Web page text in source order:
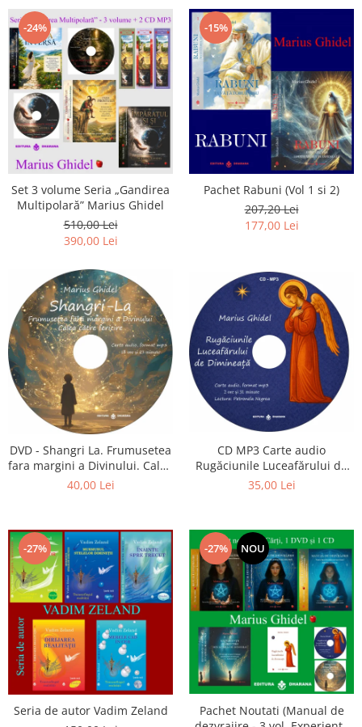
-24%
Set 3 volume Seria „Gandirea
Multipolară” Marius Ghidel
510,00 Lei
390,00 Lei
-15%
Pachet Rabuni (Vol 1 si 2)
207,20 Lei
177,00 Lei
DVD - Shangri La. Frumusetea
fara margini a Divinului. Calea
catre fericire
40,00 Lei
CD MP3 Carte audio
Rugăciunile Luceafărului de
dimineață
35,00 Lei
-27%
Seria de autor Vadim Zeland
-27% NOU
Pachet Noutati (Manual de